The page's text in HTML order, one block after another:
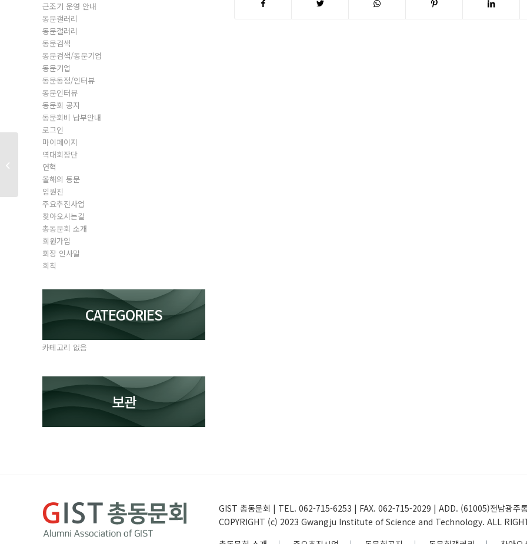
근조기 운영 안내
동문갤러리
동문갤러리
동문검색
동문검색/동문기업
동문기업
동문동정/인터뷰
동문인터뷰
동문회 공지
동문회비 납부안내
로그인
마이페이지
역대회장단
연혁
올해의 동문
임원진
주요추진사업
찾아오시는길
총동문회 소개
회원가입
회장 인사말
회칙
CATEGORIES
카테고리 없음
보관
GIST 총동문회 | TEL. 062-715-6253 | FAX. 062-715-2029 | ADD. (61005)전남광주
COPYRIGHT (c) 2023 Gwangju Institute of Science and Technology. ALL
동문회원